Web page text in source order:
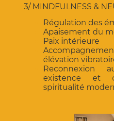
3/ MINDFULNESS &
Régulation des
Apaisement du
Paix intérieure
élévation
existence et
spiritualité